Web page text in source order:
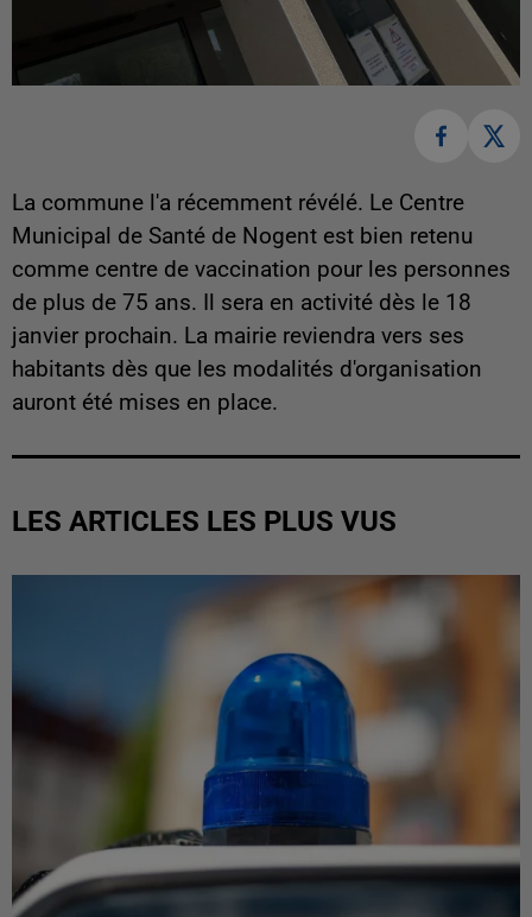
La commune l'a récemment révélé. Le Centre
Municipal de Santé de Nogent est bien retenu
comme centre de vaccination pour les personnes
de plus de 75 ans. Il sera en activité dès le 18
janvier prochain. La mairie reviendra vers ses
habitants dès que les modalités d'organisation
auront été mises en place.
LES ARTICLES LES PLUS VUS